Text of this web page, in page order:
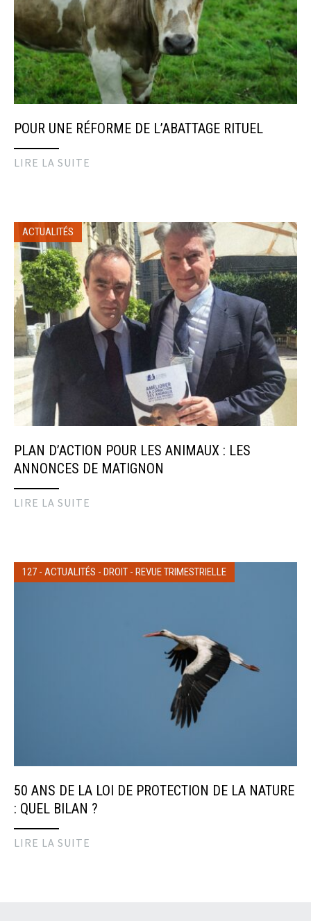
POUR UNE RÉFORME DE L’ABATTAGE RITUEL
LIRE LA SUITE
ACTUALITÉS
PLAN D’ACTION POUR LES ANIMAUX : LES
ANNONCES DE MATIGNON
LIRE LA SUITE
127 - ACTUALITÉS - DROIT - REVUE TRIMESTRIELLE
50 ANS DE LA LOI DE PROTECTION DE LA NATURE
: QUEL BILAN ?
LIRE LA SUITE